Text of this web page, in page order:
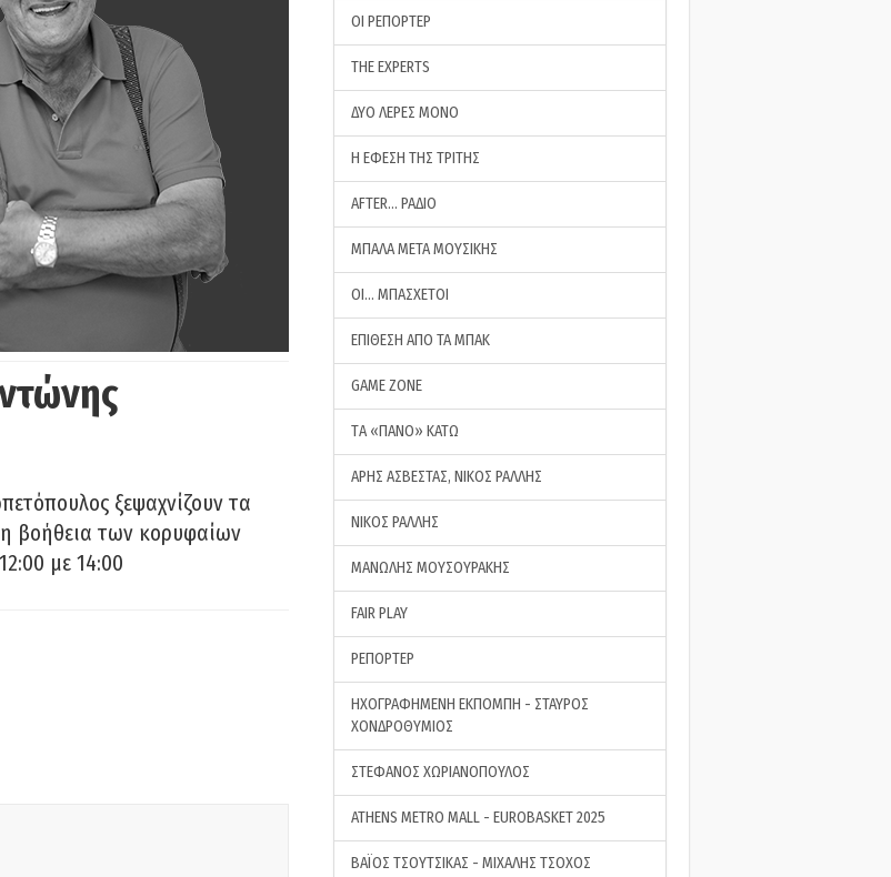
ξεψαχνίζουν τα
βοήθεια των κορυφαίων
με 14:00
ΟΙ ΡΕΠΟΡΤΕΡ
THE EXPERTS
ΔΥΟ ΛΕΡΕΣ ΜΟΝΟ
Η ΕΦΕΣΗ ΤΗΣ ΤΡΙΤΗΣ
AFTER… ΡΑΔΙΟ
ΜΠΑΛΑ ΜΕΤΑ ΜΟΥΣΙΚΗΣ
ΟΙ… ΜΠΑΣΧΕΤΟΙ
ΕΠΙΘΕΣΗ ΑΠΟ ΤΑ ΜΠΑΚ
GAME ZONE
ΤA «ΠΑΝΟ» ΚΑΤΩ
ΑΡΗΣ ΑΣΒΕΣΤΑΣ, ΝΙΚΟΣ ΡΑΛΛΗΣ
ΝΙΚΟΣ ΡΑΛΛΗΣ
ΜΑΝΩΛΗΣ ΜΟΥΣΟΥΡΑΚΗΣ
FAIR PLAY
ΡΕΠΟΡΤΕΡ
ΗΧΟΓΡΑΦΗΜΕΝΗ ΕΚΠΟΜΠΗ - ΣΤΑΥΡΟΣ
ΧΟΝΔΡΟΘΥΜΙΟΣ
ΣΤΕΦΑΝΟΣ ΧΩΡΙΑΝΟΠΟΥΛΟΣ
ATHENS METRO MALL - EUROBASKET 2025
ΒΑΪΟΣ ΤΣΟΥΤΣΙΚΑΣ - ΜΙΧΑΛΗΣ ΤΣΟΧΟΣ